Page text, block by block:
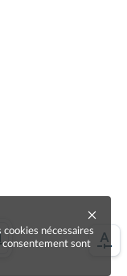
nécessaires
sont